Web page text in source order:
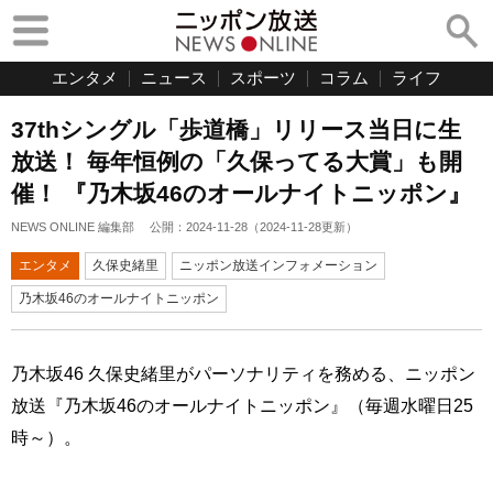
エンタメ ニュース スポーツ コラム ライフ
37thシングル「歩道橋」リリース当日に生
放送！ 毎年恒例の「久保ってる大賞」も開
催！ 『乃木坂46のオールナイトニッポン』
NEWS ONLINE 編集部 公開： 2024-11-28 （2024-11-28更新）
エンタメ 久保史緒里 ニッポン放送インフォメーション
乃木坂46のオールナイトニッポン
乃木坂46 久保史緒里がパーソナリティを務める、ニッポン
放送『乃木坂46のオールナイトニッポン』（毎週水曜日25
時～）。